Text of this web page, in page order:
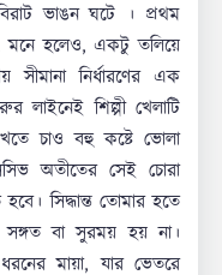
ভাঙন ঘটে । প্রথম
মনে হলেও, একটু তলিয়ে
নির্ধারণের এক
লাইনেই শিল্পী খেলাটি
চাও বহু কষ্টে ভোলা
অতীতের সেই চোরা
সিদ্ধান্ত তোমার হতে
বা সুরময় হয় না।
মায়া, যার ভেতরে